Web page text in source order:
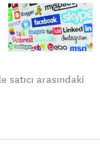
satıcı arasındaki